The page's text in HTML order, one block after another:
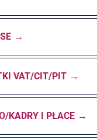
VAT/CIT/PIT
KADRY I PŁACE